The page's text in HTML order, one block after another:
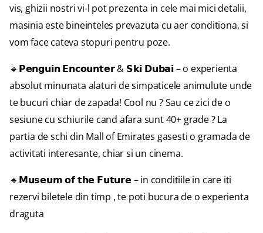
vis, ghizii nostri vi-l pot prezenta in cele mai mici detalii,
masinia este bineinteles prevazuta cu aer conditiona, si
vom face cateva stopuri pentru poze.
🔹𝗣𝗲𝗻𝗴𝘂𝗶𝗻 𝗘𝗻𝗰𝗼𝘂𝗻𝘁𝗲𝗿 & 𝗦𝗸𝗶 𝗗𝘂𝗯𝗮𝗶 – o experienta
absolut minunata alaturi de simpaticele animulute unde
te bucuri chiar de zapada! Cool nu ? Sau ce zici de o
sesiune cu schiurile cand afara sunt 40+ grade ? La
partia de schi din Mall of Emirates gasesti o gramada de
activitati interesante, chiar si un cinema.
🔹𝗠𝘂𝘀𝗲𝘂𝗺 𝗼𝗳 𝘁𝗵𝗲 𝗙𝘂𝘁𝘂𝗿𝗲 – in conditiile in care iti
rezervi biletele din timp , te poti bucura de o experienta
draguta